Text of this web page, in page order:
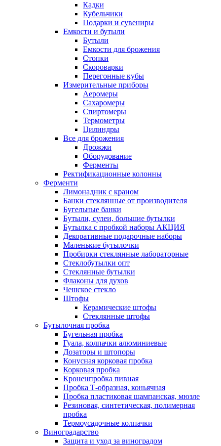
Кадки
Кубельчики
Подарки и сувениры
Емкости и бутыли
Бутыли
Емкости для брожения
Стопки
Скороварки
Перегонные кубы
Измерительные приборы
Аеромеры
Сахаромеры
Спиртомеры
Термометры
Цилиндры
Все для брожения
Дрожжи
Оборудование
Ферменты
Ректификационные колонны
Ферменти
Лимонадник с краном
Банки стеклянные от производителя
Бугельные банки
Бутыли, сулеи, большие бутылки
Бутылка с пробкой наборы АКЦИЯ
Декоративные подарочные наборы
Маленькие бутылочки
Пробирки стеклянные лабораторные
Стеклобутылки опт
Стеклянные бутылки
Флаконы для духов
Чешское стекло
Штофы
Керамические штофы
Стеклянные штофы
Бутылочная пробка
Бугельная пробка
Гуала, колпачки алюминиевые
Дозаторы и штопоры
Конусная корковая пробка
Корковая пробка
Кроненпробка пивная
Пробка Т-образная, коньячная
Пробка пластиковая шампанская, мюзле
Резиновая, синтетическая, полимерная
пробка
Термоусадочные колпачки
Виноградарство
Защита и уход за виноградом